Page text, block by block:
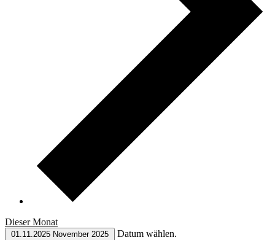
Dieser Monat
01.11.2025 November 2025 Datum wählen.